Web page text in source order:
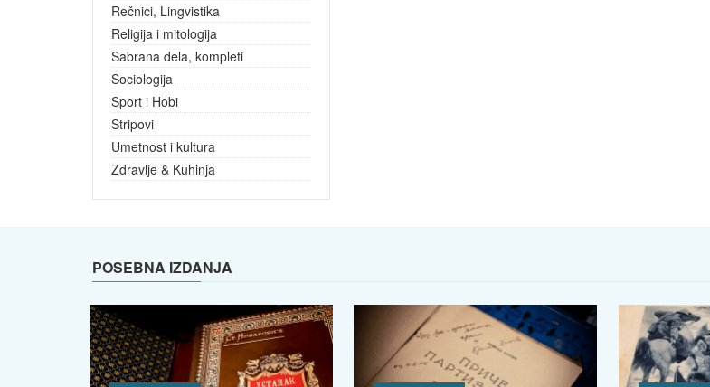
Rečnici, Lingvistika
Religija i mitologija
Sabrana dela, kompleti
Sociologija
Sport i Hobi
Stripovi
Umetnost i kultura
Zdravlje & Kuhinja
POSEBNA IZDANJA